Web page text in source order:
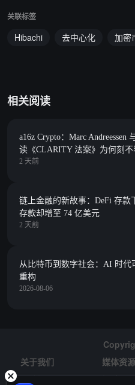
关联标签
Hibachi 去中心化 加密
相关阅读
a16z Crypto：Marc Andreessen
读《CLARITY 法案》为何刻不
2 天前
链上金融的新故事：DeFi 存款
存款却增至 74 亿美元
2 天前
从比特币到数字社会：AI 时代
重构
2026-08-06
关于我们
媒体资源
风险提示
招聘